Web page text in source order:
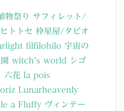
物祭り
サフィレット/
ヒトトセ 枠星屋/タビオ
filfilohilo 宇宙の
witch’s world
シゴ
六花
la pois
Lunarheavenly
a Fluffy ヴィンテー